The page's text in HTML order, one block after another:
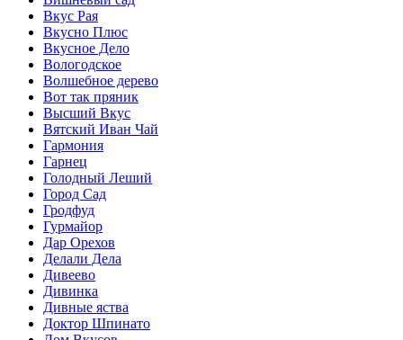
Вкус Рая
Вкусно Плюс
Вкусное Дело
Вологодское
Волшебное дерево
Вот так пряник
Высший Вкус
Вятский Иван Чай
Гармония
Гарнец
Голодный Леший
Город Сад
Гродфуд
Гурмайор
Дар Орехов
Делали Дела
Дивеево
Дивинка
Дивные яства
Доктор Шпинато